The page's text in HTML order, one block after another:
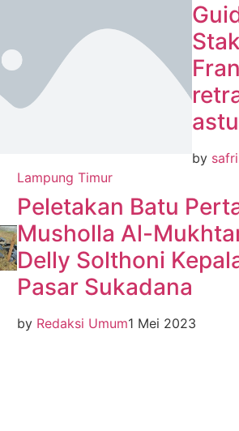
by
Lampung Timur
Peletakan Batu
Musholla Al-
Delly Solthoni
Pasar Sukadana
by Redaksi Umum1 Mei 2023